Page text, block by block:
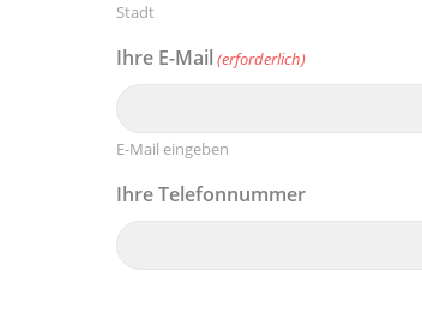
Stadt
Ihre E-Mail (erforderlich)
E-Mail eingeben
Ihre Telefonnummer